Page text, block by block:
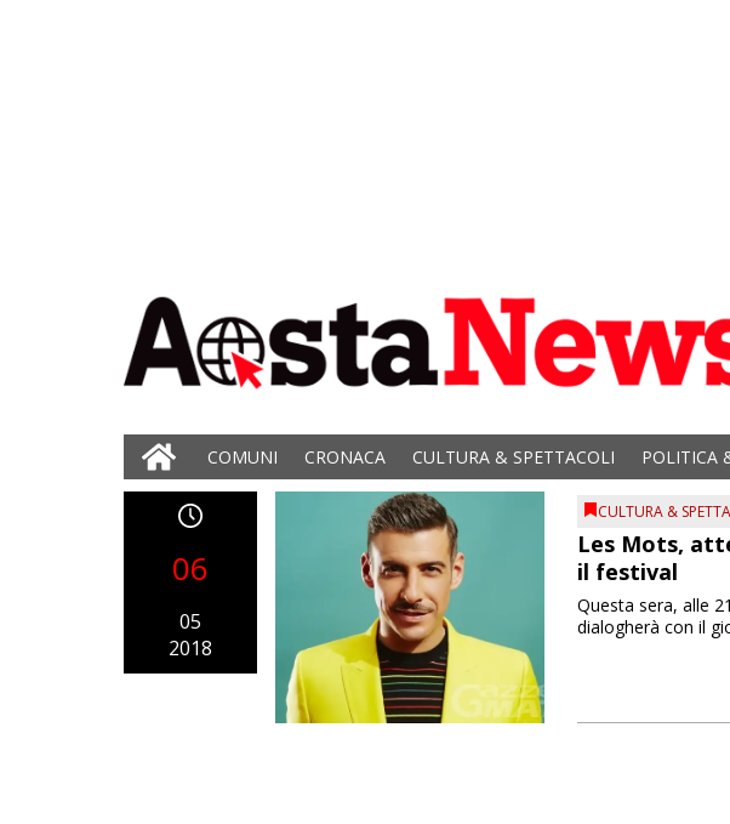
COMUNI CRONACA CULTURA & SPETTACOLI POLITICA
06
05
2018
CULTURA &
Les Mots,
il festival
Questa sera, alle
dialogherà con il